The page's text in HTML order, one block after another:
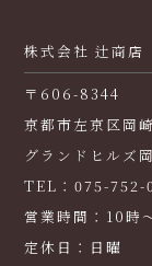
株式会社 辻商店
〒606-8344
京都市左京区岡
グランドヒルズ
TEL：075-752-
営業時間：10時
定休日：日曜